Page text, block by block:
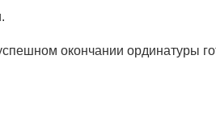
окончании ординатуры